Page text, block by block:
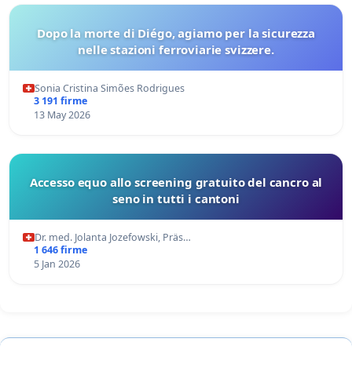
Dopo la morte di Diégo, agiamo per la sicurezza
nelle stazioni ferroviarie svizzere.
Sonia Cristina Simões Rodrigues
3 191 firme
13 May 2026
Accesso equo allo screening gratuito del cancro al
seno in tutti i cantoni
Dr. med. Jolanta Jozefowski, Präs…
1 646 firme
5 Jan 2026